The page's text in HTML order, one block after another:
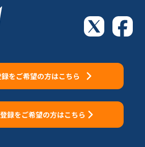
をご希望の方はこちら
録をご希望の方はこちら